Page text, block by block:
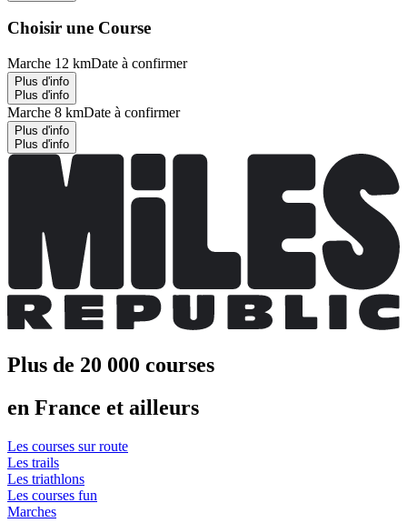
Choisir une Course
Marche 12 kmDate à confirmer
Plus d'info
Plus d'info
Marche 8 kmDate à confirmer
Plus d'info
Plus d'info
Plus de 20 000 courses
en France et ailleurs
Les courses sur route
Les trails
Les triathlons
Les courses fun
Marches